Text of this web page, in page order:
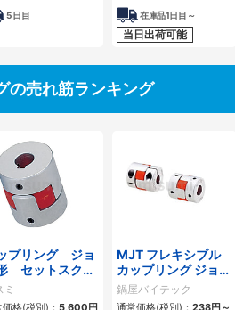
5日目 在庫品1日目～
当日出荷可能
の売れ筋ランキング
プリング ジョ
セットスクリ
タイプ
ミ
格(税別)： 5,600円
MJT フレキシブル
カップリング ジョー
タイプ
鍋屋バイテック
通常価格(税別)： 238円～